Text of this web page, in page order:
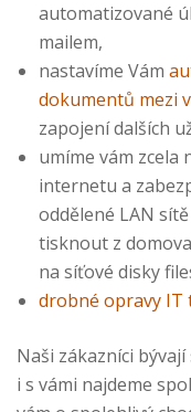
automatizované
mailem,
nastavíme Vám
dokumentů mezi
zapojení dalších
umíme vám
internetu a
oddělené LAN
tisknout z
na síťové disky
drobné opravy IT
Naši zákazníci
i s vámi najdeme